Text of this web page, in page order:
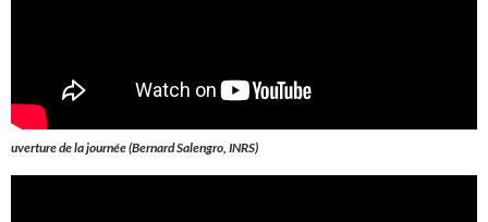
uverture de la journée (Bernard Salengro, INRS)